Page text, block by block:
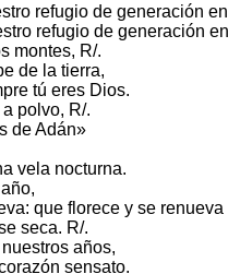
refugio de generación
refugio de generación
montes, R/.
de la tierra,
tú eres Dios.
polvo, R/.
de Adán»
vela nocturna.
que florece y se
seca. R/.
años,
sensato.